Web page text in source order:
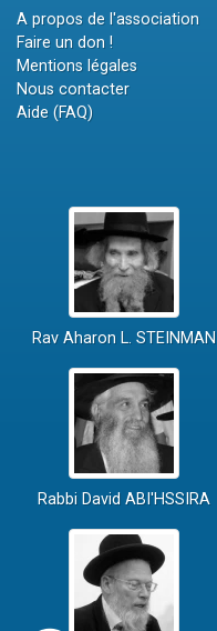
A propos de l'association
Faire un don !
Mentions légales
Nous contacter
Aide (FAQ)
Rav Aharon L. STEINMAN
Rabbi David ABI'HSSIRA